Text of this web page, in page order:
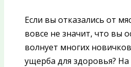
Если вы отказались от
вовсе не значит, что вы
волнует многих
ущерба для здоровья?